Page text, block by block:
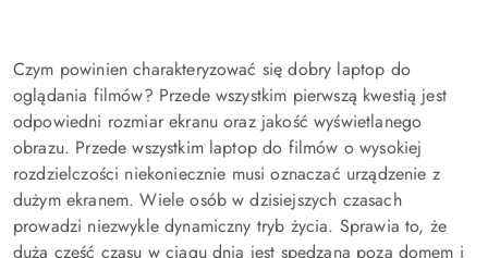
Czym powinien charakteryzować się dobry laptop do
oglądania filmów? Przede wszystkim pierwszą kwestią jest
odpowiedni rozmiar ekranu oraz jakość wyświetlanego
obrazu. Przede wszystkim laptop do filmów o wysokiej
rozdzielczości niekoniecznie musi oznaczać urządzenie z
dużym ekranem. Wiele osób w dzisiejszych czasach
prowadzi niezwykle dynamiczny tryb życia. Sprawia to, że
duża część czasu w ciągu dnia jest spędzana poza domem i